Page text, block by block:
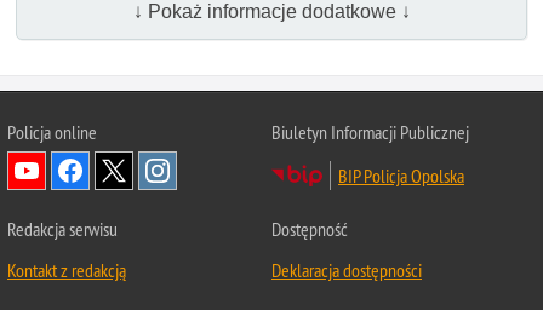
↓ Pokaż informacje dodatkowe ↓
Policja online
Biuletyn Informacji Publicznej
BIP Policja Opolska
Redakcja serwisu
Kontakt z redakcją
Dostępność
Deklaracja dostępności